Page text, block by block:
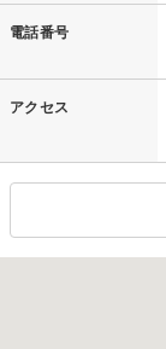
電話番号
アクセス